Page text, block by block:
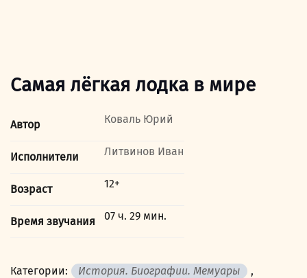
Самая лёгкая лодка в мире
Автор Коваль Юрий
Исполнители Литвинов Иван
Возраст 12+
Время звучания 07 ч. 29 мин.
Категории: История. Биографии. Мемуары
,